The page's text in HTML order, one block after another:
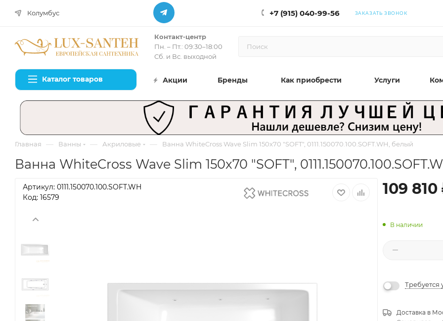
Колумбус +7 (915) 040-99-56 ЗАКАЗАТЬ ЗВОНОК
Контакт-центр
Пн. – Пт.: 09:30–18:00
Сб. и Вс. выходной
Каталог товаров Акции Бренды Как приобрести Услуги
Главная — Ванны — Акриловые — Ванна WhiteCross Wave Slim 150x70 "SOFT", 0111.150070.100.SOFT.WH, белый
Ванна WhiteCross Wave Slim 150x70 "SOFT",
Артикул: 0111.150070.100.SOFT.WH
Код: 16579
109 810
В наличии
Требуется
Доставка в